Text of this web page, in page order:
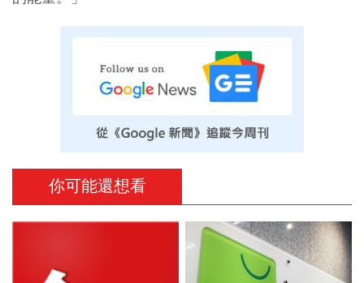
你可能還想看